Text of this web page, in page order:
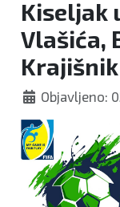
Kiseljak
Vlašića,
Krajišnik
Objavljeno: